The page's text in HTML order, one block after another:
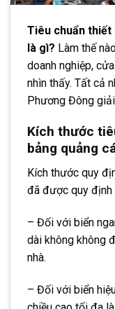
Tiêu chuẩn thiết
là gì? Làm thế
doanh nghiệp,
nhìn thấy. Tất cả
Phương Đông
Kích thước
bảng quảng
Kích thước quy
đã được quy định
– Đối với biển
dài không không
nhà.
– Đối với biển